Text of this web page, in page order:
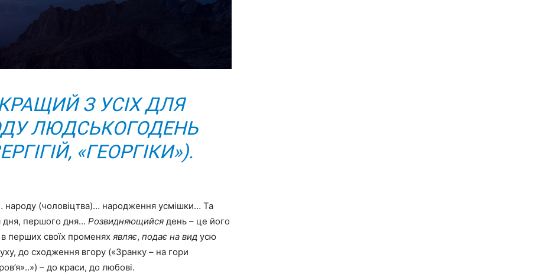
З УСІХ ДЛЯ
ЛЮДСЬКОГОДЕНЬ
«ГЕОРГІКИ»).
(чоловіцтва)… народження усмішки… Та
дня, першого дня… Розвидняющийся день – це його
перших своїх променях являє, подає на вид усю
до сходження вгору («Зранку – на гори
– до краси, до любові.